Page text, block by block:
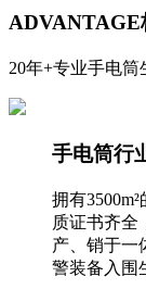
ADVANTAGE
20年+专业手电
手电筒行
拥有
质证书齐全
产、销于一
警装备入围